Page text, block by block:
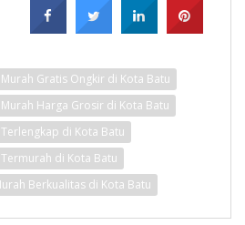
Gratis Ongkir di Kota Batu
Harga Grosir di Kota Batu
di Kota Batu
di Kota Batu
Berkualitas di Kota Batu